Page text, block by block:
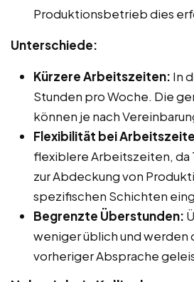
Produktionsbetrieb dies
Unterschiede:
Kürzere Arbeitszeiten: In
Stunden pro Woche. Die
können je nach
Flexibilität bei
flexiblere Arbeitszeiten,
zur Abdeckung von
spezifischen Schichten
Begrenzte Überstunden:
weniger üblich und werden
vorheriger Absprache